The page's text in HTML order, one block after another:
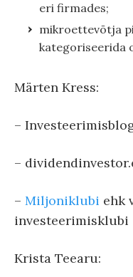
eri firmades;
mikroettevõtja
kategoriseerida
Märten Kress:
–
–
– ⁠⁠⁠⁠⁠⁠⁠⁠⁠⁠Miljoniklubi⁠⁠⁠⁠⁠⁠⁠⁠⁠⁠ ehk
investeerimisklubi
Krista Teearu: